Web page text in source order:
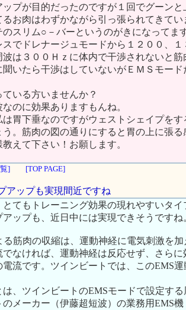
ップが目的だったのですが１回でグーン
るお肉はわずかながら引っ張られてきて
のスリム○－バーというのがきになってま
スでドレナージュモードから１２００、
波は３００Ｈｚに体内で干渉されないと
聞いたら干渉はしていないがＥＭＳモー
ている方いませんか？
なのに効果ありますもんね。
は胃下垂なのですがウェストシェイプを
う。筋肉の図の通りにすると胃の上に張
えて下さい！お願します。
] [TOP PAGE]
アップも実現間近ですね
とてもトレーニング効果の現れやすいタ
アップも、近日中には実現できそうですね
る筋肉の収縮は、運動神経に電気刺激を
でなければ、運動神経は反応せず、さら
流です。ツインビートでは、このEMS
は、ツインビートのEMSモードで設定す
のメーカー（伊藤超短波）の業務用EMS